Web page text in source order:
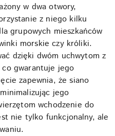
w dwa otwory,
z niego kilku
grupowych mieszkańców
morskie czy króliki.
dzięki dwóm uchwytom z
co gwarantuje jego
zapewnia, że siano
jego
wchodzenie do
nie tylko funkcjonalny, ale